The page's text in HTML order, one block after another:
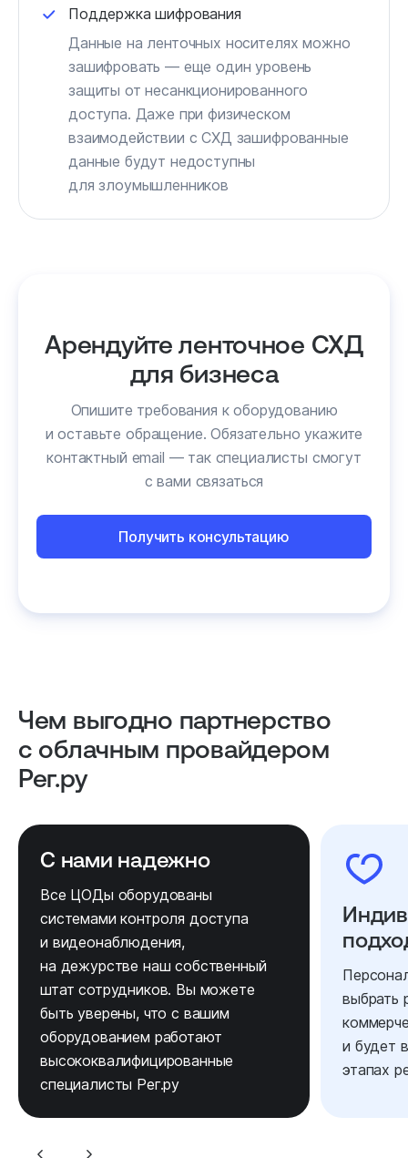
Поддержка шифрования
Данные на ленточных носителях можно
зашифровать — еще один уровень
защиты от несанкционированного
доступа. Даже при физическом
взаимодействии с СХД зашифрованные
данные будут недоступны
для злоумышленников
Арендуйте ленточное СХД
для бизнеса
Опишите требования к оборудованию
и оставьте обращение. Обязательно укажите
контактный email — так специалисты смогут
с вами связаться
Получить консультацию
Чем выгодно партнерство
с облачным провайдером
Рег.ру
С нами надежно
Все ЦОДы оборудованы
системами контроля доступа
и видеонаблюдения,
на дежурстве наш собственный
штат сотрудников. Вы можете
быть уверены, что с вашим
оборудованием работают
высококвалифицированные
специалисты Рег.ру
выбрать
и будет
этапах